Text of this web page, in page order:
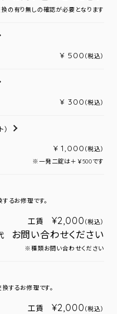
の有り無しの確認が必要となります
¥ 500 （税込）
¥ 300 （税込）
¥ 1,000 （税込）
※一発二錠は＋￥500です
るお修理です。
工賃 ¥2,000 （税込）
お問い合わせください
※種類お問い合わせください
するお修理です。
工賃 ¥2,000 （税込）